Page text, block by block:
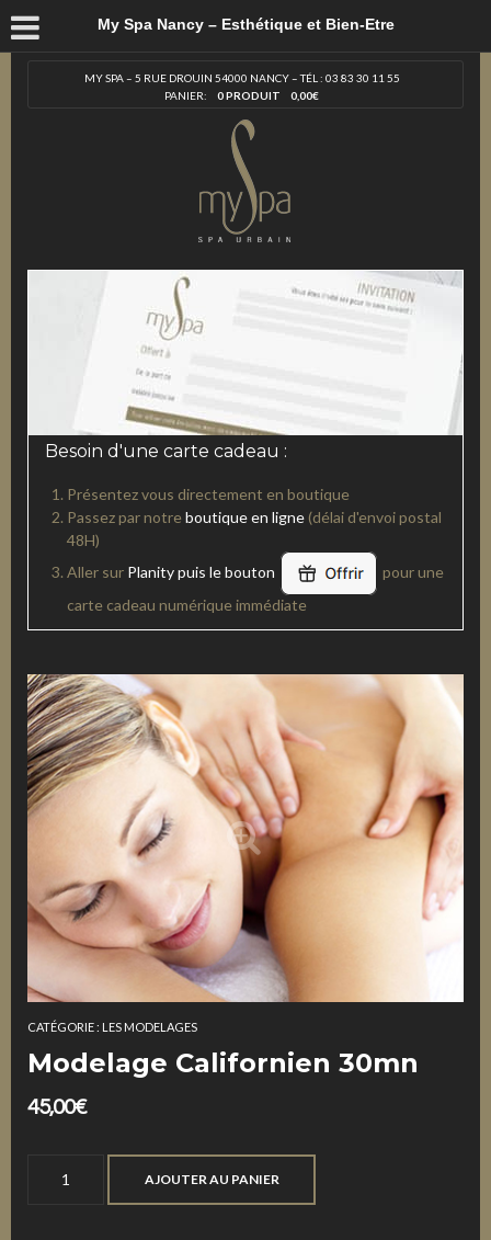
My Spa Nancy – Esthétique et Bien-Etre
MY SPA – 5 RUE DROUIN 54000 NANCY – TÉL : 03 83 30 11 55
PANIER:
0 PRODUIT 0,00€
Besoin d'une carte cadeau :
Présentez vous directement en boutique
Passez par notre boutique en ligne (délai d'envoi postal
48H)
Aller sur Planity puis le bouton
pour une
carte cadeau numérique immédiate
CATÉGORIE : LES MODELAGES
Modelage Californien 30mn
45,00€
AJOUTER AU PANIER